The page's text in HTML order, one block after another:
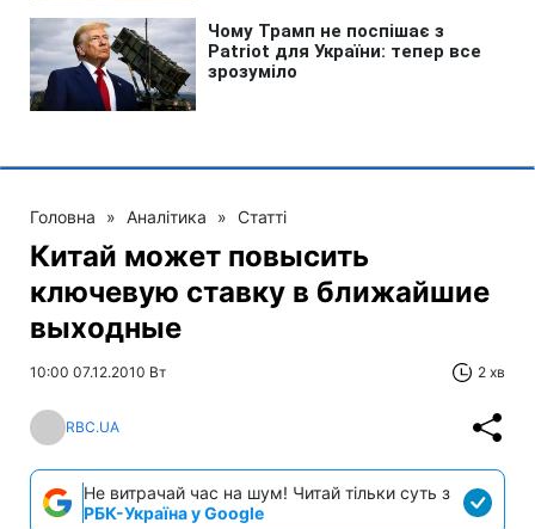
Головна » Аналітика » Статті
Китай может повысить
ключевую ставку в ближайшие
выходные
10:00 07.12.2010 Вт 2 хв
RBC.UA
Не витрачай час на шум! Читай тільки суть з
РБК-Україна у Google